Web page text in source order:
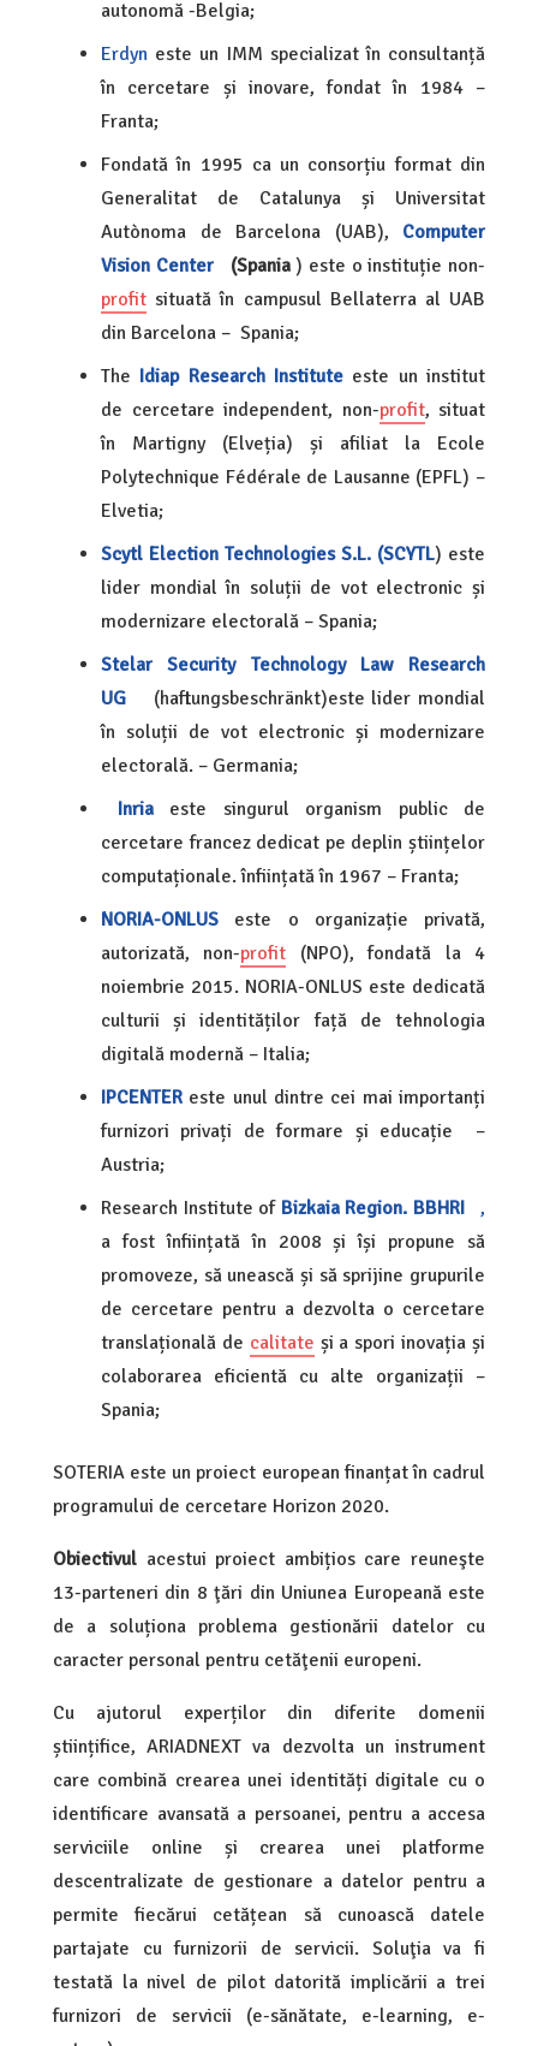
autonomă -Belgia;
Erdyn este un IMM specializat în consultanță
în cercetare și inovare, fondat în 1984 –
Franta;
Fondată în 1995 ca un consorțiu format din
Generalitat de Catalunya și Universitat
Autònoma de Barcelona (UAB), Computer
Vision Center
(Spania) este o instituție non-
profit situată în campusul Bellaterra al UAB
din Barcelona – ​​Spania;
The Idiap Research Institute este un institut
de cercetare independent, non-profit, situat
în Martigny (Elveția) și afiliat la Ecole
Polytechnique Fédérale de Lausanne (EPFL) –
Elvetia;
Scytl Election Technologies S.L. (SCYTL) este
lider mondial în soluții de vot electronic și
modernizare electorală – Spania;
Stelar Security Technology Law Research
UG
(haftungsbeschränkt)este lider mondial
în soluții de vot electronic și modernizare
electorală. – Germania;
Inriaeste singurul organism public de
cercetare francez dedicat pe deplin științelor
computaționale. înființată în 1967 – Franta;
NORIA-ONLUS este o organizație privată,
autorizată, non-profit (NPO), fondată la 4
noiembrie 2015. NORIA-ONLUS este dedicată
culturii și identităților față de tehnologia
digitală modernă – Italia;
IPCENTER este unul dintre cei mai importanți
furnizori privați de formare și educație –
Austria;
Research Institute of Bizkaia Region. BBHRI,
a fost înființată în 2008 și își propune să
promoveze, să unească și să sprijine grupurile
de cercetare pentru a dezvolta o cercetare
translațională de calitate și a spori inovația și
colaborarea eficientă cu alte organizații –
Spania;
SOTERIA este un proiect european finanțat în cadrul
programului de cercetare Horizon 2020.
Obiectivul acestui proiect ambițios care reuneşte
13-parteneri din 8 ţări din Uniunea Europeană este
de a soluționa problema gestionării datelor cu
caracter personal pentru cetăţenii europeni.
Cu ajutorul experților din diferite domenii
științifice, ARIADNEXT va dezvolta un instrument
care combină crearea unei identități digitale cu o
identificare avansată a persoanei, pentru a accesa
serviciile online și crearea unei platforme
descentralizate de gestionare a datelor pentru a
permite fiecărui cetățean să cunoască datele
partajate cu furnizorii de servicii. Soluţia va fi
testată la nivel de pilot datorită implicării a trei
furnizori de servicii (e-sănătate, e-learning, e-